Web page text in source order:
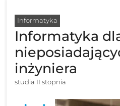
Informatyka
Informatyka
inżyniera
studia II stopnia